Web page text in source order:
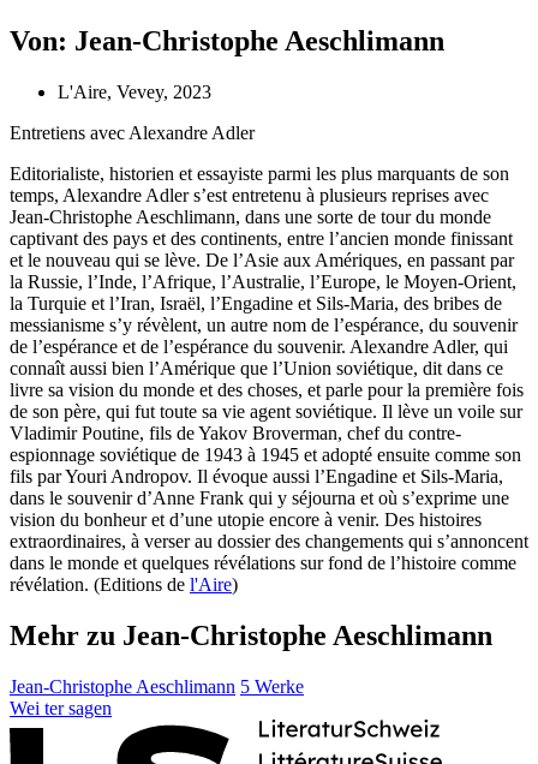
Von: Jean-Christophe Aeschlimann
L'Aire, Vevey, 2023
Entretiens avec Alexandre Adler
Editorialiste, historien et essayiste parmi les plus marquants de son
temps, Alexandre Adler s’est entretenu à plusieurs reprises avec
Jean-Christophe Aeschlimann, dans une sorte de tour du monde
captivant des pays et des continents, entre l’ancien monde finissant
et le nouveau qui se lève. De l’Asie aux Amériques, en passant par
la Russie, l’Inde, l’Afrique, l’Australie, l’Europe, le Moyen-Orient,
la Turquie et l’Iran, Israël, l’Engadine et Sils-Maria, des bribes de
messianisme s’y révèlent, un autre nom de l’espérance, du souvenir
de l’espérance et de l’espérance du souvenir. Alexandre Adler, qui
connaît aussi bien l’Amérique que l’Union soviétique, dit dans ce
livre sa vision du monde et des choses, et parle pour la première fois
de son père, qui fut toute sa vie agent soviétique. Il lève un voile sur
Vladimir Poutine, fils de Yakov Broverman, chef du contre-
espionnage soviétique de 1943 à 1945 et adopté ensuite comme son
fils par Youri Andropov. Il évoque aussi l’Engadine et Sils-Maria,
dans le souvenir d’Anne Frank qui y séjourna et où s’exprime une
vision du bonheur et d’une utopie encore à venir. Des histoires
extraordinaires, à verser au dossier des changements qui s’annoncent
dans le monde et quelques révélations sur fond de l’histoire comme
révélation. (Editions de l'Aire)
Mehr zu Jean-Christophe Aeschlimann
Jean-Christophe Aeschlimann 5 Werke
Wei ter sagen